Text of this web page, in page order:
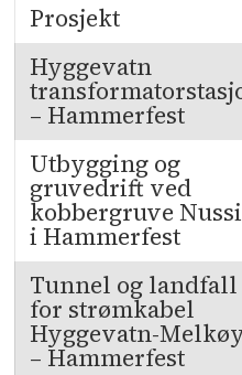
Prosjekt
Hyggevatn
– Hammerfest
Utbygging og
gruvedrift ved
kobbergruve
i Hammerfest
Tunnel og landfall
for strømkabel
Hyggevatn-
– Hammerfest